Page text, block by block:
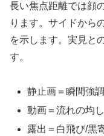
長い焦点距離では顔
ります。サイドから
を示します。実見と
す。
静止画＝瞬間強
動画＝流れの均
露出＝白飛び/黒